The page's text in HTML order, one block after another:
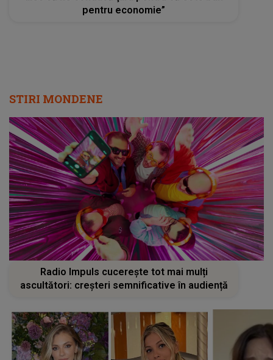
pentru economie”
STIRI MONDENE
Radio Impuls cucerește tot mai mulți
ascultători: creșteri semnificative în audiență